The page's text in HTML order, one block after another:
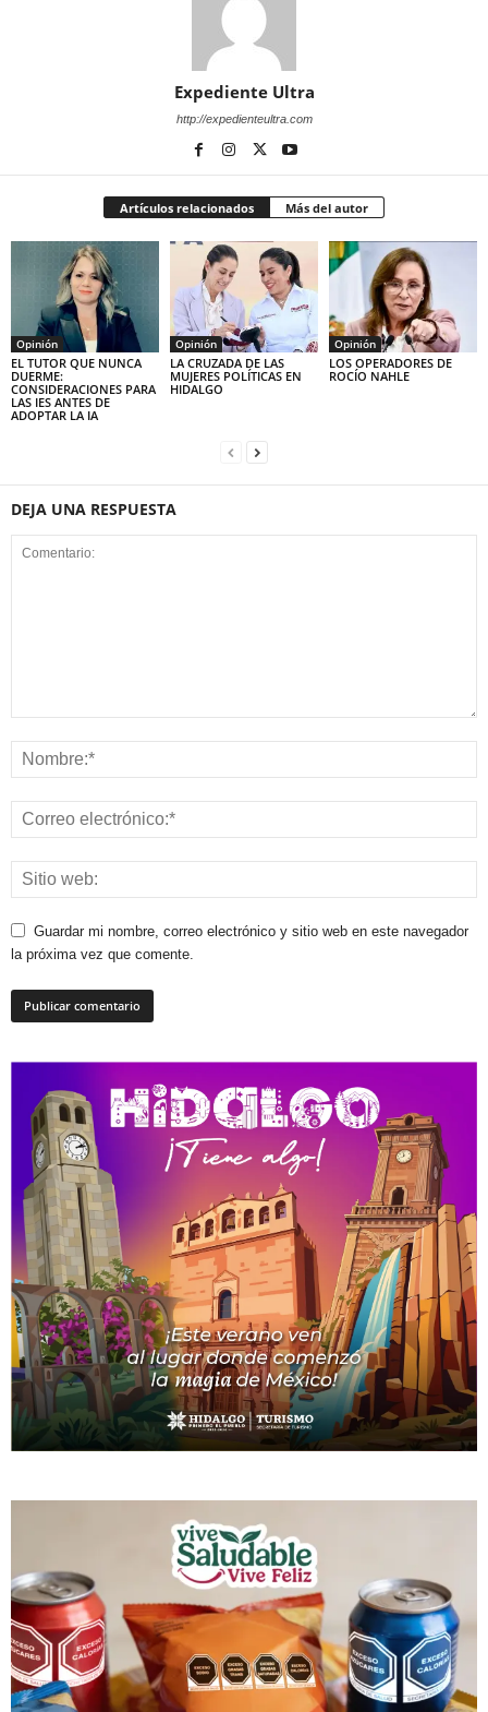
Expediente Ultra
http://expedienteultra.com
Artículos relacionados Más del autor
Opinión
EL TUTOR QUE NUNCA
DUERME:
CONSIDERACIONES PARA
LAS IES ANTES DE
ADOPTAR LA IA
Opinión
LA CRUZADA DE LAS
MUJERES POLÍTICAS EN
HIDALGO
Opinión
LOS OPERADORES DE
ROCÍO NAHLE
DEJA UNA RESPUESTA
Guardar mi nombre, correo electrónico y sitio web en este navegador
la próxima vez que comente.